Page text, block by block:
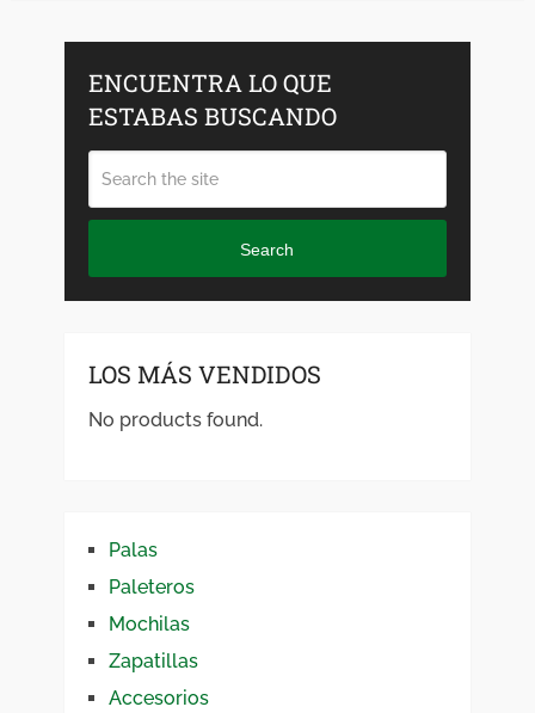
ENCUENTRA LO QUE
ESTABAS BUSCANDO
Search
LOS MÁS VENDIDOS
No products found.
Palas
Paleteros
Mochilas
Zapatillas
Accesorios